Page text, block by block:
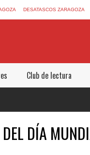
DESATASCOS ZARAGOZA
Club de lectura
DÍA